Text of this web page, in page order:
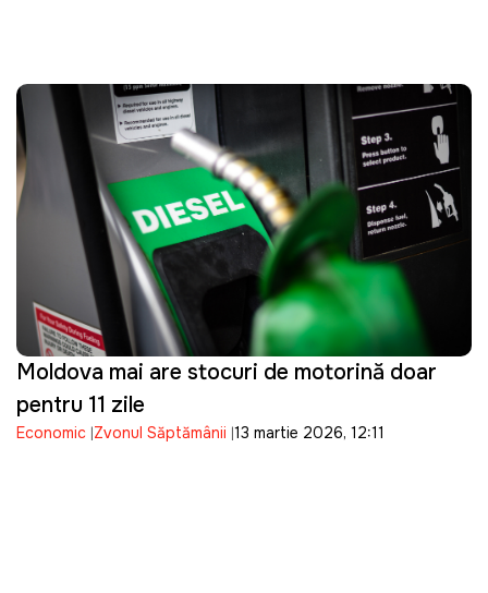
Moldova mai are stocuri de motorină doar
pentru 11 zile
Economic Zvonul Săptămânii 13 martie 2026, 12:11